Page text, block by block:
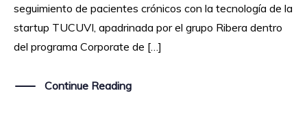
seguimiento de pacientes crónicos con la tecnología de la
startup TUCUVI, apadrinada por el grupo Ribera dentro
del programa Corporate de […]
Continue Reading